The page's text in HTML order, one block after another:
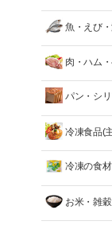
魚・えび
肉・ハム
パン・シ
冷凍食品(
冷凍の食材
お米・雑